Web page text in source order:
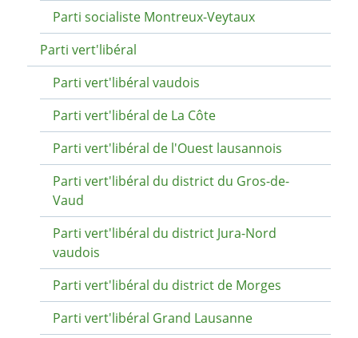
Parti socialiste Montreux-Veytaux
Parti vert'libéral
Parti vert'libéral vaudois
Parti vert'libéral de La Côte
Parti vert'libéral de l'Ouest lausannois
Parti vert'libéral du district du Gros-de-
Vaud
Parti vert'libéral du district Jura-Nord
vaudois
Parti vert'libéral du district de Morges
Parti vert'libéral Grand Lausanne